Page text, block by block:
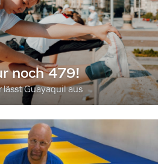
noch 479!
lässt Guayaquil aus